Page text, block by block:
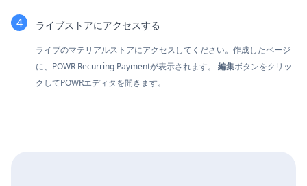
ライブストアにアクセスする
ライブのマテリアルストアにアクセスしてください。作成したページ
に、POWR Recurring Paymentが表示されます。 編集ボタンをクリッ
クしてPOWRエディタを開きます。